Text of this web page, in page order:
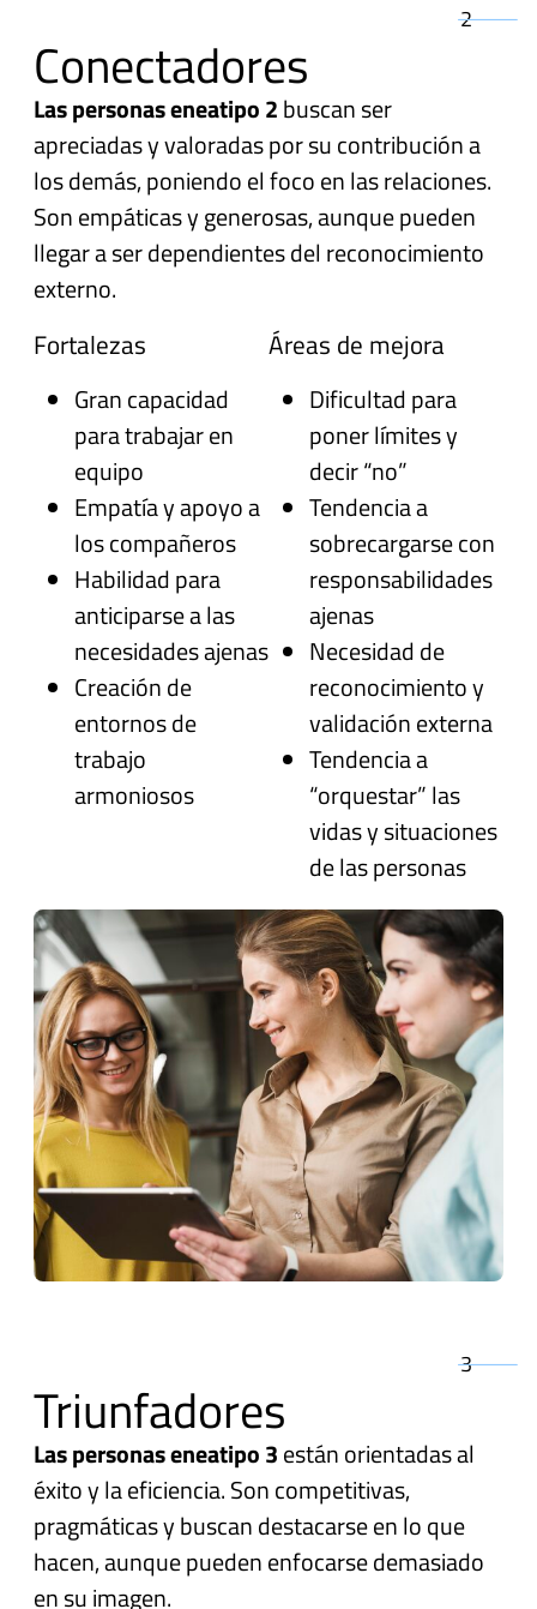
2
Conectadores
Las personas eneatipo 2buscan ser
apreciadas y valoradas por su contribución a
los demás, poniendo el foco en las relaciones.
Son empáticas y generosas, aunque pueden
llegar a ser dependientes del reconocimiento
externo.
Fortalezas
Gran capacidad
para trabajar en
equipo
Empatía y apoyo a
los compañeros
Habilidad para
anticiparse a las
necesidades ajenas
Creación de
entornos de
trabajo
armoniosos
Áreas de mejora
Dificultad para
poner límites y
decir “no”
Tendencia a
sobrecargarse con
responsabilidades
ajenas
Necesidad de
reconocimiento y
validación externa
Tendencia a
“orquestar” las
vidas y situaciones
de las personas
3
Triunfadores
Las personas eneatipo 3están orientadas al
éxito y la eficiencia. Son competitivas,
pragmáticas y buscan destacarse en lo que
hacen, aunque pueden enfocarse demasiado
en su imagen.